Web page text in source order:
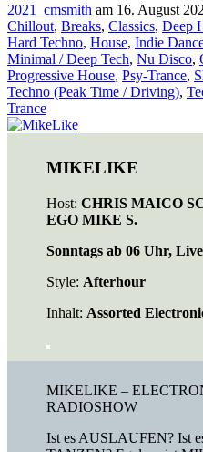
2021_cmsmith am 16. August
Chillout, Breaks, Classics, Deep
Hard Techno, House, Indie
Minimal / Deep Tech, Nu Disco,
Progressive House, Psy-Trance,
Techno (Peak Time / Driving),
Trance
MIKELIKE
Host:CHRIS MAICO
EGO MIKE S.
Sonntags ab 06 Uhr,
Style: Afterhour
Inhalt: Assorted
MIKELIKE –
RADIOSHOW
Ist es AUSLAUFEN? Ist